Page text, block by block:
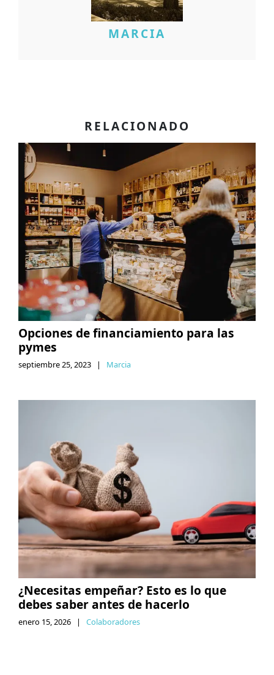
MARCIA
RELACIONADO
Opciones de financiamiento para las
pymes
septiembre 25, 2023 | Marcia
¿Necesitas empeñar? Esto es lo que
debes saber antes de hacerlo
enero 15, 2026 | Colaboradores